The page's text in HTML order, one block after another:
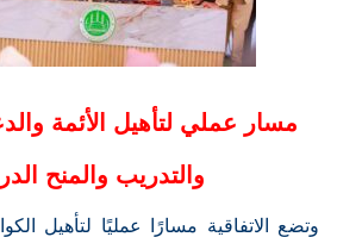
مسار عملي لتأهيل الأئمة
والتدريب والمنح
وتضع الاتفاقية مسارًا عمليًا لتأهيل